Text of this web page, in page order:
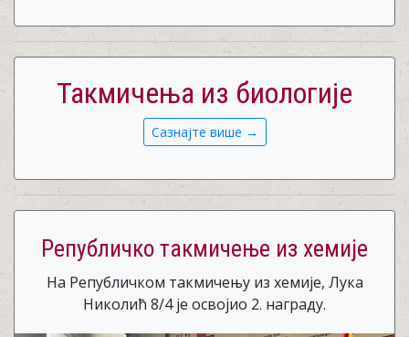
Такмичења из биологије
Сазнајте више →
Републичко такмичење из хемије
На Републичком такмичењу из хемије, Лука
Николић 8/4 је освојио 2. награду.